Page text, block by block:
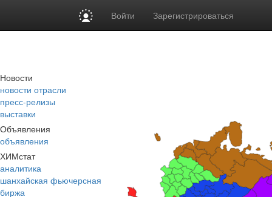
Войти Зарегистрироваться
Новости
новости отрасли
пресс-релизы
выставки
Объявления
объявления
ХИМстат
аналитика
шанхайская фьючерсная
биржа